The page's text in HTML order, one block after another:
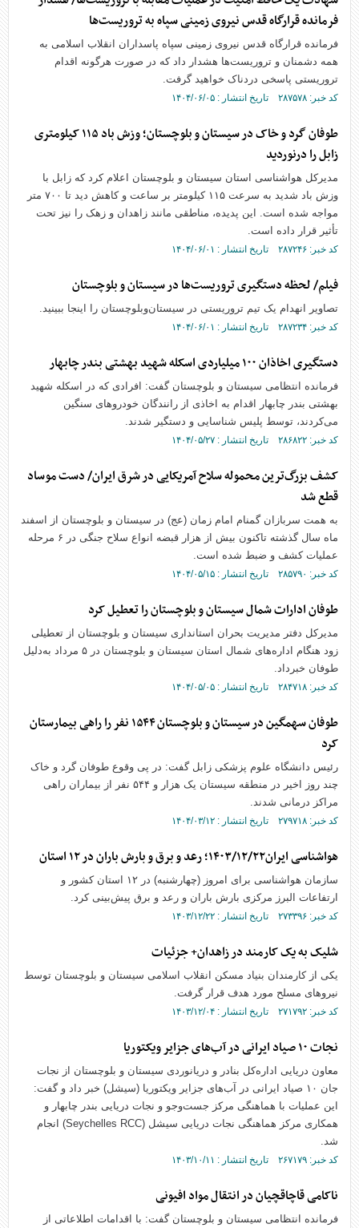
فرمانده قرارگاه قدس نیروی زمینی سپاه به تروریست‌ها
فرمانده قرارگاه قدس نیروی زمینی سپاه پاسداران انقلاب اسلامی به
همه دشمنان و تروریست‌ها هشدار داد که در صورت هرگونه اقدام
تروریستی پاسخی دردناک خواهید گرفت.
کد خبر: ۲۸۷۵۷۸ تاریخ انتشار : ۱۴۰۴/۰۶/۰۵
طوفان گرد و خاک در سیستان و بلوچستان؛ وزش باد ۱۱۵ کیلومتری
زابل را درنوردید
مدیرکل هواشناسی استان سیستان و بلوچستان اعلام کرد که زابل با
وزش باد شدید به سرعت ۱۱۵ کیلومتر بر ساعت و کاهش دید تا ۷۰۰ متر
مواجه شده است. این پدیده، مناطقی مانند زاهدان و زهک را نیز تحت
تأثیر قرار داده است.
کد خبر: ۲۸۷۲۴۶ تاریخ انتشار : ۱۴۰۴/۰۶/۰۱
فیلم/ لحظه دستگیری تروریست‌ها در سیستان و بلوچستان
تصاویر انهدام یک تیم تروریستی در سیستان‌وبلوچستان را اینجا ببینید.
کد خبر: ۲۸۷۲۳۴ تاریخ انتشار : ۱۴۰۴/۰۶/۰۱
دستگیری اخاذان ۱۰۰ میلیاردی اسکله شهید بهشتی بندر چابهار
فرمانده انتظامی سیستان و بلوچستان گفت: افرادی که در اسکله شهید
بهشتی بندر چابهار اقدام به اخاذی از رانندگان خودرو‌های سنگین
می‌کردند، توسط پلیس شناسایی و دستگیر شدند.
کد خبر: ۲۸۶۸۲۲ تاریخ انتشار : ۱۴۰۴/۰۵/۲۷
کشف بزرگ‌ترین محموله سلاح آمریکایی در شرق ایران/ دست موساد
قطع شد
به همت سربازان گمنام امام زمان (عج) در سیستان و بلوچستان از اسفند
ماه سال گذشته تاکنون بیش از هزار قبضه انواع سلاح جنگی در ۶ مرحله
عملیات کشف و ضبط شده است.
کد خبر: ۲۸۵۷۹۰ تاریخ انتشار : ۱۴۰۴/۰۵/۱۵
طوفان ادارات شمال سیستان و بلوچستان را تعطیل کرد
مدیرکل دفتر مدیریت بحران استانداری سیستان و بلوچستان از تعطیلی
زود هنگام اداره‌های شمال استان سیستان و بلوچستان در ۵ مرداد به‌دلیل
طوفان خبرداد.
کد خبر: ۲۸۴۷۱۸ تاریخ انتشار : ۱۴۰۴/۰۵/۰۵
طوفان سهمگین در سیستان و بلوچستان ۱۵۴۴ نفر را راهی بیمارستان
کرد
رئیس دانشگاه علوم پزشکی زابل گفت: در پی وقوع طوفان گرد و خاک
چند روز اخیر در منطقه سیستان یک هزار و ۵۴۴ نفر از بیماران راهی
مراکز درمانی شدند.
کد خبر: ۲۷۹۷۱۸ تاریخ انتشار : ۱۴۰۴/۰۳/۱۲
هواشناسی ایران۱۴۰۳/۱۲/۲۲؛ رعد و برق و بارش باران در ۱۲ استان
سازمان هواشناسی برای امروز (چهارشنبه) در ۱۲ استان کشور و
ارتفاعات البرز مرکزی بارش باران و رعد و برق پیش‌بینی کرد.
کد خبر: ۲۷۳۳۹۶ تاریخ انتشار : ۱۴۰۳/۱۲/۲۲
شلیک به یک کارمند در زاهدان+ جزئیات
یکی از کارمندان بنیاد مسکن انقلاب اسلامی سیستان و بلوچستان توسط
نیرو‌های مسلح مورد هدف قرار گرفت.
کد خبر: ۲۷۱۷۹۲ تاریخ انتشار : ۱۴۰۳/۱۲/۰۴
نجات ۱۰ صیاد ایرانی در آب‌های جزایر ویکتوریا
معاون دریایی اداره‌کل بنادر و دریانوردی سیستان و بلوچستان از نجات
جان ۱۰ صیاد ایرانی در آب‌های جزایر ویکتوریا (سیشل) خبر داد و گفت:
این عملیات با هماهنگی مرکز جست‌و‌جو و نجات دریایی بندر چابهار و
همکاری مرکز هماهنگی نجات دریایی سیشل (Seychelles RCC) انجام
شد.
کد خبر: ۲۶۷۱۷۹ تاریخ انتشار : ۱۴۰۳/۱۰/۱۱
ناکامی قاچاقچیان در انتقال مواد افیونی
فرمانده انتظامی سیستان و بلوچستان گفت: با اقدامات اطلاعاتی از